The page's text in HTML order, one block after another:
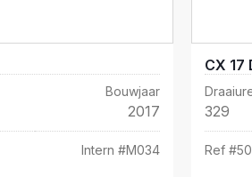
Bouwjaar
2017
Intern #M034
CX 17
329
Ref #